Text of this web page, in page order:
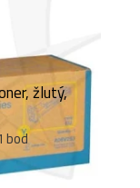
žlutý,
bod